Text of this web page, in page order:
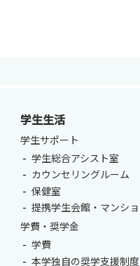
学生生活
学生サポート
学生総合アシスト室
カウンセリングルーム
保健室
提携学生会館・マンシ
学費・奨学金
学費
本学独自の奨学支援制度